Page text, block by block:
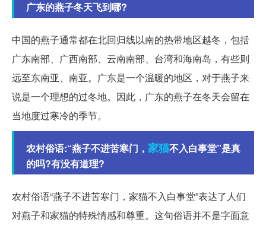
广东的燕子冬天飞到哪?
中国的燕子通常都在北回归线以南的热带地区越冬，包括
广东南部、广西南部、云南南部、台湾和海南岛，有些则
远至东南亚、南亚。广东是一个温暖的地区，对于燕子来
说是一个理想的过冬地。因此，广东的燕子在冬天会留在
当地度过寒冷的季节。
农村俗语:“燕子不进苦寒门， 家猫不入白事堂”是真
的吗?有没有道理?
农村俗语“燕子不进苦寒门，家猫不入白事堂”表达了人们
对燕子和家猫的特殊情感和尊重。这句俗语并不是字面意